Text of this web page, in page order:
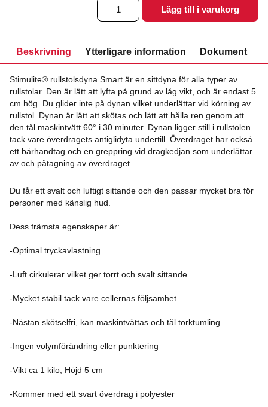
Stimulite®
Smart
Dyna
Lägg till i varukorg
Beskrivning Ytterligare information Dokument
Stimulite® rullstolsdyna Smart är en sittdyna för alla typer av
rullstolar. Den är lätt att lyfta på grund av låg vikt, och är endast 5
cm hög. Du glider inte på dynan vilket underlättar vid körning av
rullstol. Dynan är lätt att skötas och lätt att hålla ren genom att
den tål maskintvätt 60° i 30 minuter. Dynan ligger still i rullstolen
tack vare överdragets antiglidyta undertill. Överdraget har också
ett bärhandtag och en greppring vid dragkedjan som underlättar
av och påtagning av överdraget.
Du får ett svalt och luftigt sittande och den passar mycket bra för
personer med känslig hud.
Dess främsta egenskaper är:
-Optimal tryckavlastning
-Luft cirkulerar vilket ger torrt och svalt sittande
-Mycket stabil tack vare cellernas följsamhet
-Nästan skötselfri, kan maskintvättas och tål torktumling
-Ingen volymförändring eller punktering
-Vikt ca 1 kilo, Höjd 5 cm
-Kommer med ett svart överdrag i polyester